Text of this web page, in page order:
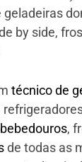
by side,
técnico de
bebedouros,
de todas as